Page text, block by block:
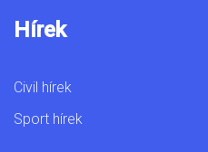
Hírek
Civil hírek
Sport hírek